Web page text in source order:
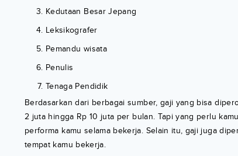
Kedutaan Besar Jepang
Leksikografer
Pemandu wisata
Penulis
Tenaga Pendidik
Berdasarkan dari berbagai sumber, gaji yang bisa
2 juta hingga Rp 10 juta per bulan. Tapi yang perlu
performa kamu selama bekerja. Selain itu, gaji juga
tempat kamu bekerja.